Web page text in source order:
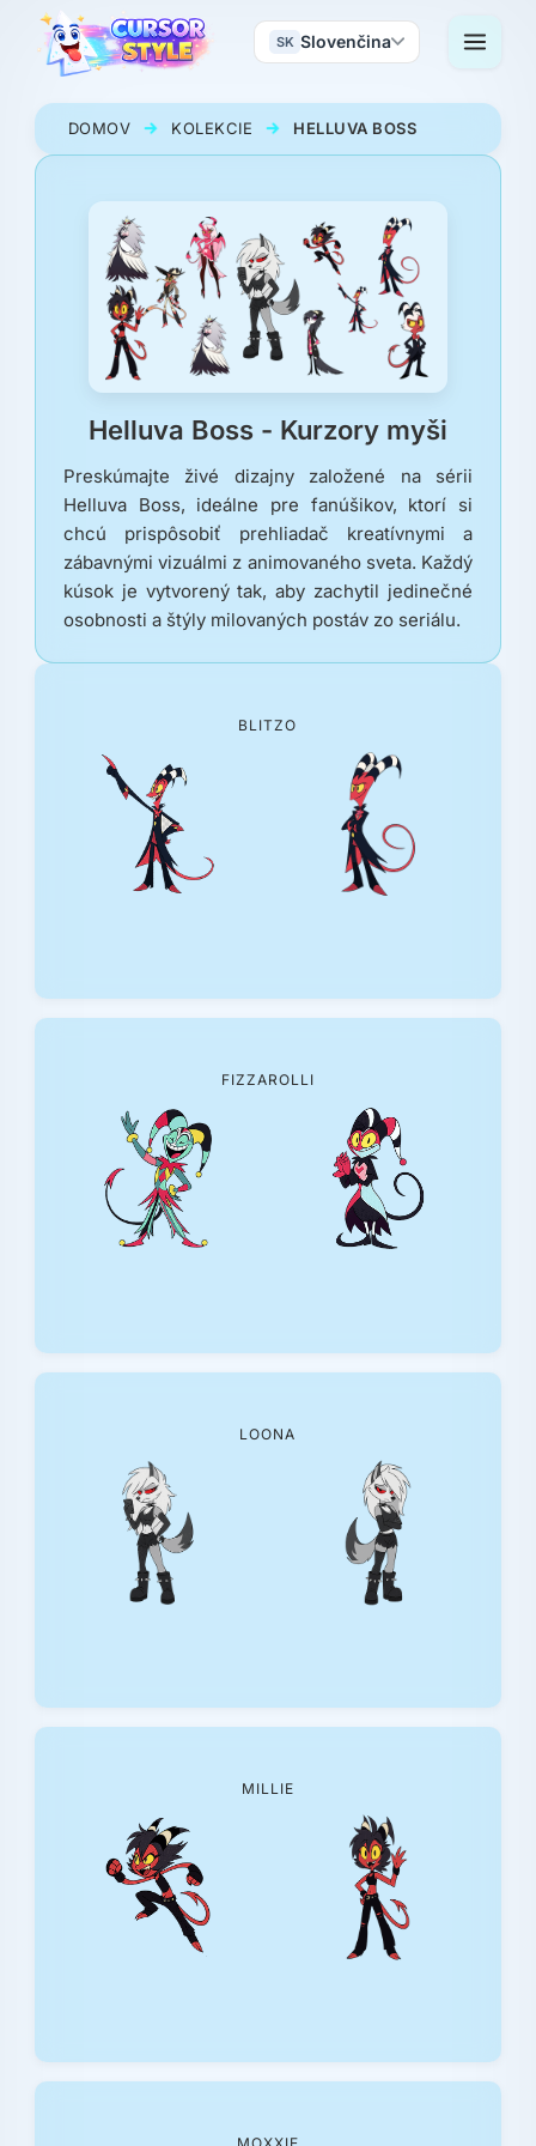
SK Slovenčina
DOMOV KOLEKCIE HELLUVA BOSS
Helluva Boss - Kurzory myši
Preskúmajte živé dizajny založené na sérii
Helluva Boss, ideálne pre fanúšikov, ktorí si
chcú prispôsobiť prehliadač kreatívnymi a
zábavnými vizuálmi z animovaného sveta. Každý
kúsok je vytvorený tak, aby zachytil jedinečné
osobnosti a štýly milovaných postáv zo seriálu.
BLITZO
FIZZAROLLI
LOONA
MILLIE